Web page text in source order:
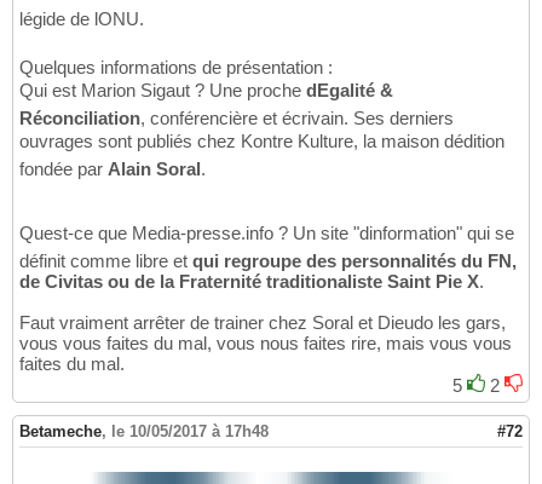
légide de lONU.
Quelques informations de présentation :
Qui est Marion Sigaut ? Une proche dEgalité &
Réconciliation, conférencière et écrivain. Ses derniers
ouvrages sont publiés chez Kontre Kulture, la maison dédition
fondée par Alain Soral.
Quest-ce que Media-presse.info ? Un site "dinformation" qui se
définit comme libre et qui regroupe des personnalités du FN,
de Civitas ou de la Fraternité traditionaliste Saint Pie X.
Faut vraiment arrêter de trainer chez Soral et Dieudo les gars,
vous vous faites du mal, vous nous faites rire, mais vous vous
faites du mal.
5
2
Betameche, le 10/05/2017 à 17h48 #72